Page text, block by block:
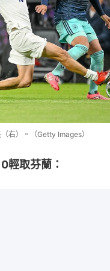
右）。（Getty Images）
輕取芬蘭：